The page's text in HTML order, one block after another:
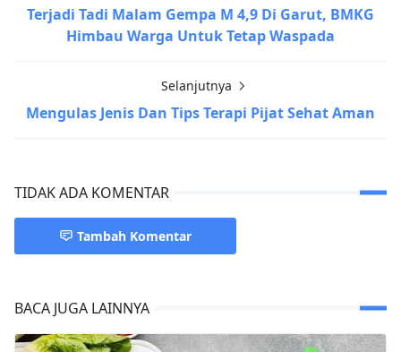
Terjadi Tadi Malam Gempa M 4,9 Di Garut, BMKG
Himbau Warga Untuk Tetap Waspada
Selanjutnya
Mengulas Jenis Dan Tips Terapi Pijat Sehat Aman
TIDAK ADA KOMENTAR
Tambah Komentar
BACA JUGA LAINNYA